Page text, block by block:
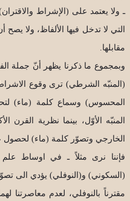
ـ ولا يعتمد على (الإشراط
التي لا تدخل فيها الألفاظ، ولا
مقابلها.
وبمجموع ما ذكرنا يظهر أنّ جملة
(المنبّه الشرطي) ترى وقوع
المحسوس) وسماع كلمة (ماء)
المنبّه الأوّل، بينما نظرية القرن
الخارجي وتصوّر كلمة (ماء) لحصول
فإننا نرى مثلاً ـ في اوساط
(السكوني) و(النوفلي) يؤدي الى
مقترناً بالنوفلي، لعدم معاصرتنا